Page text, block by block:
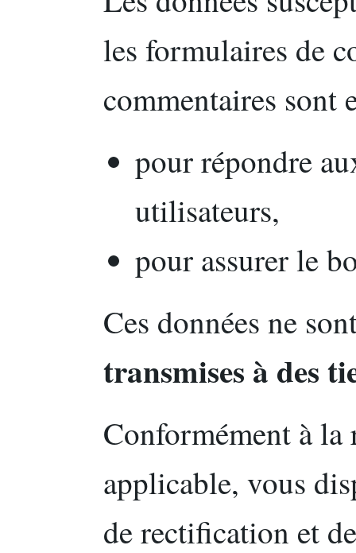
les formulaires de
commentaires sont
pour répondre
utilisateurs,
pour assurer le
Ces données ne
transmises à des
Conformément à la
applicable, vous
de rectification et